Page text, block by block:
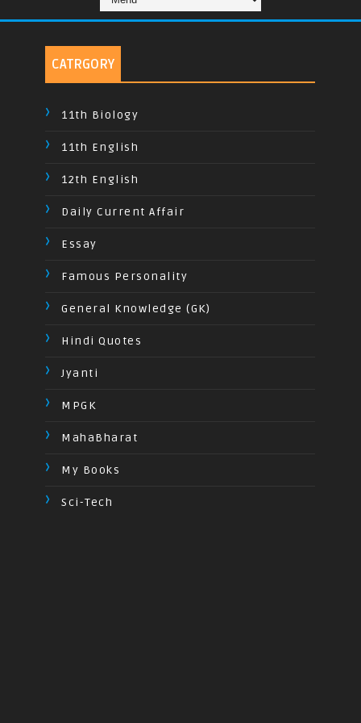
CATRGORY
11th Biology
11th English
12th English
Daily Current Affair
Essay
Famous Personality
General Knowledge (GK)
Hindi Quotes
Jyanti
MPGK
MahaBharat
My Books
Sci-Tech